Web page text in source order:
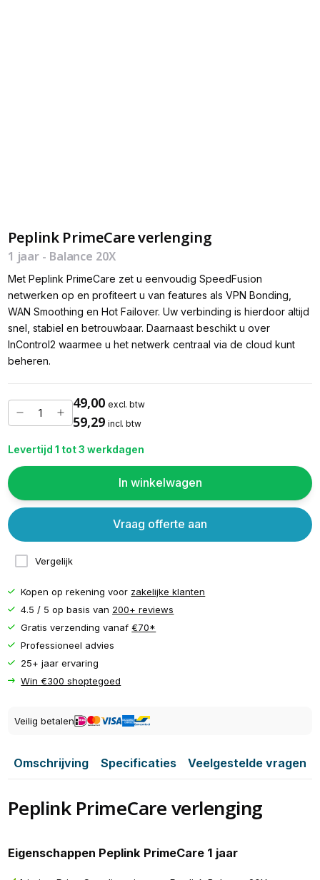
Peplink PrimeCare verlenging
1 jaar - Balance 20X
Met Peplink PrimeCare zet u eenvoudig SpeedFusion
netwerken op en profiteert u van features als VPN Bonding,
WAN Smoothing en Hot Failover. Uw verbinding is hierdoor altijd
snel, stabiel en betrouwbaar. Daarnaast beschikt u over
InControl2 waarmee u het netwerk centraal via de cloud kunt
beheren.
49,00 excl. btw
59,29 incl. btw
Levertijd 1 tot 3 werkdagen
In winkelwagen
Vergelijk
Vraag offerte aan
Kopen op rekening voor zakelijke klanten
4.5 / 5 op basis van 200+ reviews
Gratis verzending vanaf€70*
Professioneel advies
25+ jaar ervaring
Win €300 shoptegoed
Veilig betalen
Omschrijving Specificaties Veelgestelde vragen
Peplink PrimeCare verlenging
Eigenschappen Peplink PrimeCare 1 jaar